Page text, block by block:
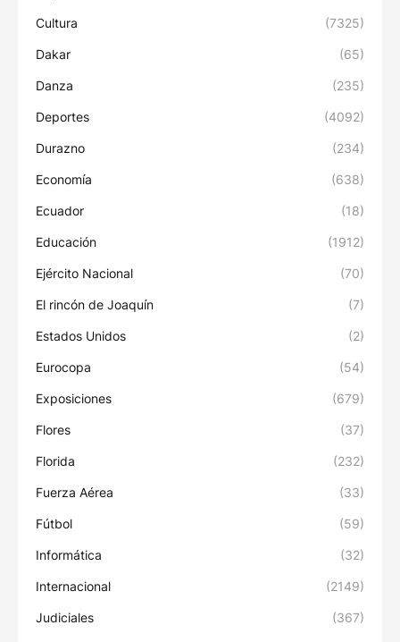
Cultura (7325)
Dakar (65)
Danza (235)
Deportes (4092)
Durazno (234)
Economía (638)
Ecuador (18)
Educación (1912)
Ejército Nacional (70)
El rincón de Joaquín (7)
Estados Unidos (2)
Eurocopa (54)
Exposiciones (679)
Flores (37)
Florida (232)
Fuerza Aérea (33)
Fútbol (59)
Informática (32)
Internacional (2149)
Judiciales (367)